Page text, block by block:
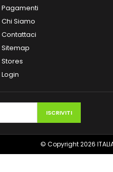
Pagamenti
Chi Siamo
Contattaci
Sitemap
Stores
Login
© Copyright 2026